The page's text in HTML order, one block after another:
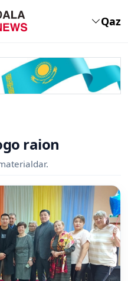
Qaz
raion